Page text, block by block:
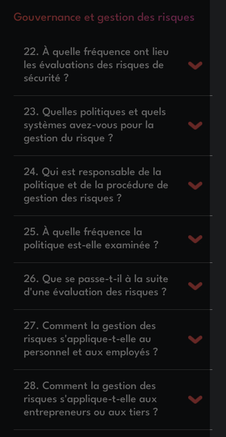
Gouvernance et gestion des risques
22. À quelle fréquence ont lieu
les évaluations des risques de
sécurité ?
23. Quelles politiques et quels
systèmes avez-vous pour la
gestion du risque ?
24. Qui est responsable de la
politique et de la procédure de
gestion des risques ?
25. À quelle fréquence la
politique est-elle examinée ?
26. Que se passe-t-il à la suite
d'une évaluation des risques ?
27. Comment la gestion des
risques s'applique-t-elle au
personnel et aux employés ?
28. Comment la gestion des
risques s'applique-t-elle aux
entrepreneurs ou aux tiers ?